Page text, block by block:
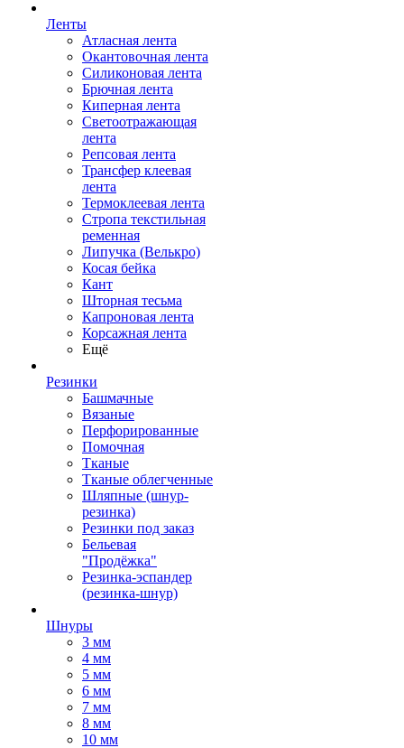
Ленты
Атласная лента
Окантовочная лента
Силиконовая лента
Брючная лента
Киперная лента
Светоотражающая
лента
Репсовая лента
Трансфер клеевая
лента
Термоклеевая лента
Стропа текстильная
ременная
Липучка (Велькро)
Косая бейка
Кант
Шторная тесьма
Капроновая лента
Корсажная лента
Ещё
Резинки
Башмачные
Вязаные
Перфорированные
Помочная
Тканые
Тканые облегченные
Шляпные (шнур-
резинка)
Резинки под заказ
Бельевая
"Продёжка"
Резинка-эспандер
(резинка-шнур)
Шнуры
3 мм
4 мм
5 мм
6 мм
7 мм
8 мм
10 мм